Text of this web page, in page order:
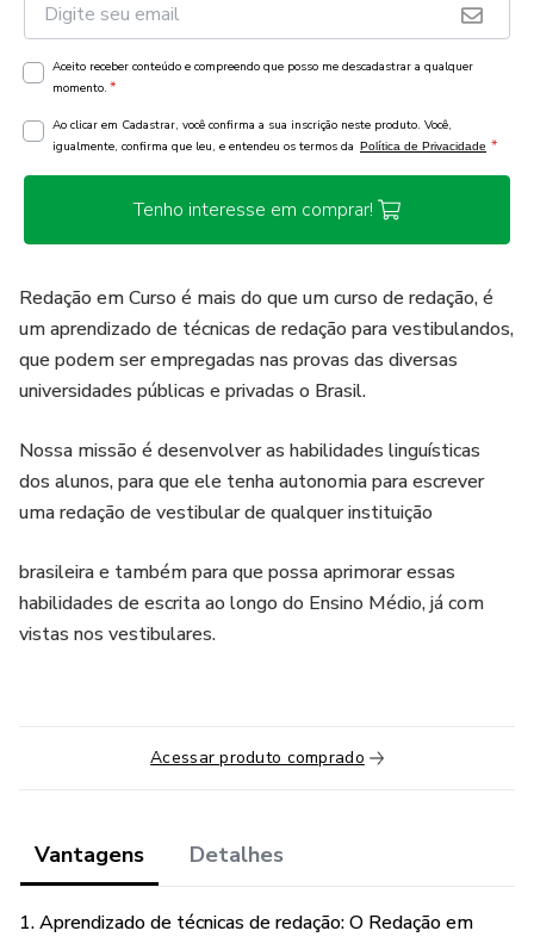
Aceito receber conteúdo e compreendo que posso me descadastrar a qualquer
momento. *
Ao clicar em Cadastrar, você confirma a sua inscrição neste produto. Você,
igualmente, confirma que leu, e entendeu os termos da Política de Privacidade *
Tenho interesse em comprar!
Redação em Curso é mais do que um curso de redação, é
um aprendizado de técnicas de redação para vestibulandos,
que podem ser empregadas nas provas das diversas
universidades públicas e privadas o Brasil.
Nossa missão é desenvolver as habilidades linguísticas
dos alunos, para que ele tenha autonomia para escrever
uma redação de vestibular de qualquer instituição
brasileira e também para que possa aprimorar essas
habilidades de escrita ao longo do Ensino Médio, já com
vistas nos vestibulares.
Acessar produto comprado
Vantagens Detalhes
1. Aprendizado de técnicas de redação: O Redação em